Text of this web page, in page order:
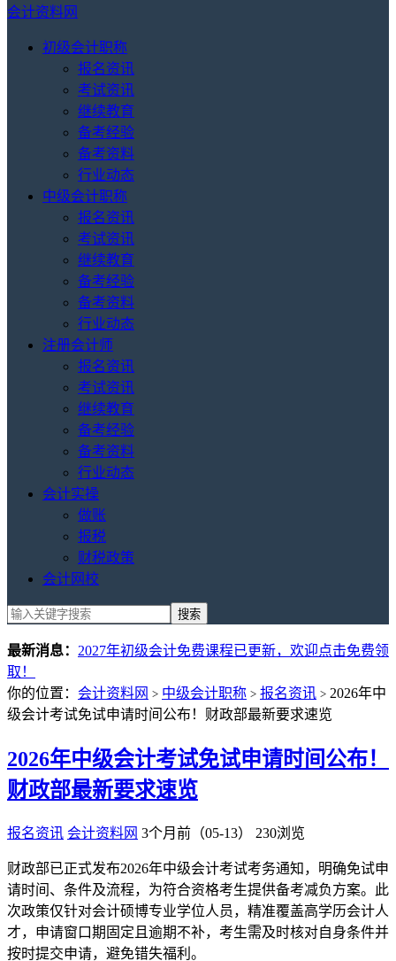
会计资料网
初级会计职称
报名资讯
考试资讯
继续教育
备考经验
备考资料
行业动态
中级会计职称
报名资讯
考试资讯
继续教育
备考经验
备考资料
行业动态
注册会计师
报名资讯
考试资讯
继续教育
备考经验
备考资料
行业动态
会计实操
做账
报税
财税政策
会计网校
最新消息： 2027年初级会计免费课程已更新，欢迎点击免费领
取！
你的位置： 会计资料网 > 中级会计职称 > 报名资讯 > 2026年中
级会计考试免试申请时间公布！财政部最新要求速览
2026年中级会计考试免试申请时间公布！
财政部最新要求速览
报名资讯 会计资料网 3个月前（05-13） 230浏览
财政部已正式发布2026年中级会计考试考务通知，明确免试申
请时间、条件及流程，为符合资格考生提供备考减负方案。此
次政策仅针对会计硕博专业学位人员，精准覆盖高学历会计人
才，申请窗口期固定且逾期不补，考生需及时核对自身条件并
按时提交申请，避免错失福利。